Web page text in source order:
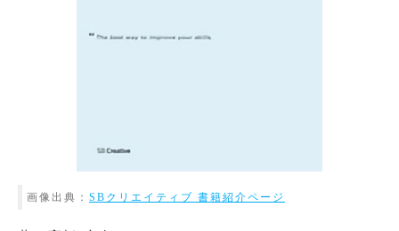
画像出典： SBクリエイティブ 書籍紹介ページ